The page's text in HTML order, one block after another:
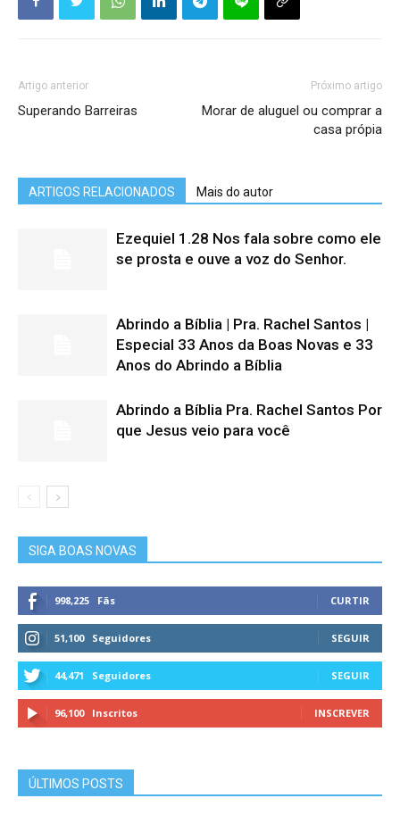
Artigo anterior
Superando Barreiras
Próximo artigo
Morar de aluguel ou comprar a
casa própia
ARTIGOS RELACIONADOS Mais do autor
Ezequiel 1.28 Nos fala sobre como ele
se prosta e ouve a voz do Senhor.
Abrindo a Bíblia | Pra. Rachel Santos |
Especial 33 Anos da Boas Novas e 33
Anos do Abrindo a Bíblia
Abrindo a Bíblia Pra. Rachel Santos Por
que Jesus veio para você
SIGA BOAS NOVAS
998,225 Fãs CURTIR
51,100 Seguidores SEGUIR
44,471 Seguidores SEGUIR
96,100 Inscritos INSCREVER
ÚLTIMOS POSTS